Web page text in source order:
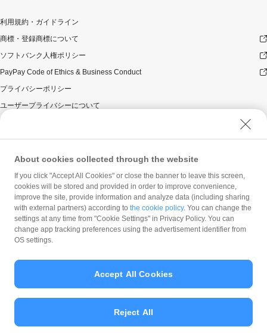
利用規約・ガイドライン
商標・登録商標について
ソフトバンク人権ポリシー
PayPay Code of Ethics & Business Conduct
プライバシーポリシー
ユーザープライバシーについて
ウェブサイト利用規約
反社会的勢力に対する方針
勧誘方針
マネロン等基本方針
カスタマーハラスメントに関する当社の考え方
© PayPay Corporation
About cookies collected through the website
If you click "Accept All Cookies" or close the banner to leave this screen,
cookies will be stored and provided in order to improve convenience,
improve the site, provide information and analyze data (including sharing
with external partners) according to the cookie policy. You can change the
settings at any time from "Cookie Settings" in Privacy Policy. You can
change app tracking preferences using the advertisement identifier from
OS settings.
Reject All
Accept All Cookies